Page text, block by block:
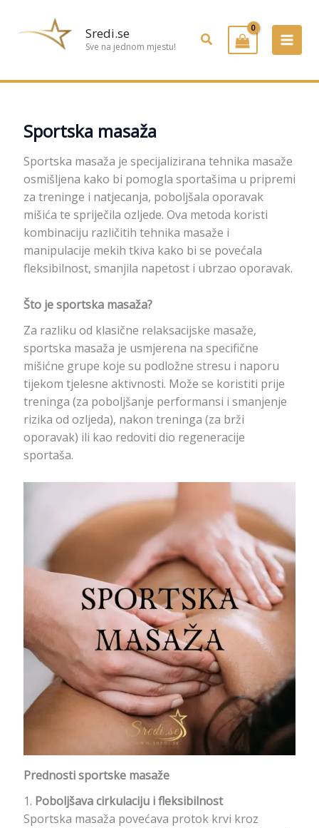
Sredi.se
Sve na jednom mjestu! Pretraživanje
Sportska masaža
Sportska masaža je specijalizirana tehnika masaže
osmišljena kako bi pomogla sportašima u pripremi
za treninge i natjecanja, poboljšala oporavak
mišića te spriječila ozljede. Ova metoda koristi
kombinaciju različitih tehnika masaže i
manipulacije mekih tkiva kako bi se povećala
fleksibilnost, smanjila napetost i ubrzao oporavak.
Što je sportska masaža?
Za razliku od klasične relaksacijske masaže,
sportska masaža je usmjerena na specifične
mišićne grupe koje su podložne stresu i naporu
tijekom tjelesne aktivnosti. Može se koristiti prije
treninga (za poboljšanje performansi i smanjenje
rizika od ozljeda), nakon treninga (za brži
oporavak) ili kao redoviti dio regeneracije
sportaša.
Prednosti sportske masaže
1. Poboljšava cirkulaciju i fleksibilnost
Sportska masaža povećava protok krvi kroz